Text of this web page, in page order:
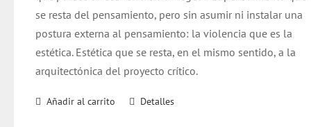
se resta del pensamiento, pero sin asumir ni instalar una
postura externa al pensamiento: la violencia que es la
estética. Estética que se resta, en el mismo sentido, a la
arquitectónica del proyecto crítico.
Añadir al carrito Detalles